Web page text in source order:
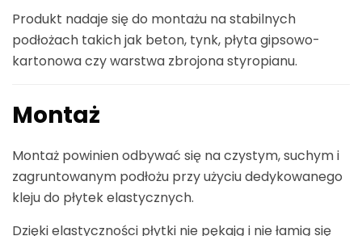
Produkt nadaje się do montażu na stabilnych
podłożach takich jak beton, tynk, płyta gipsowo-
kartonowa czy warstwa zbrojona styropianu.
Montaż
Montaż powinien odbywać się na czystym, suchym i
zagruntowanym podłożu przy użyciu dedykowanego
kleju do płytek elastycznych.
Dzięki elastyczności płytki nie pękają i nie łamią się